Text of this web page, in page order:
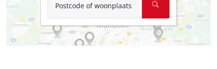
Postcode of woonplaats